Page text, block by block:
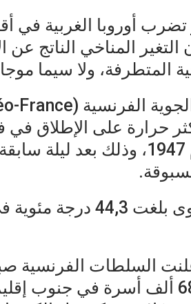
تضرب أوروبا الغربية
المناخي الناتج عن
المتطرفة، ولا سيما
حرارة على الإطلاق
درجات الحرارة عام 1947،
وسجلت حرارة قصوى
السلطات الفرنسية صباح
الكهربائي عن نحو 68 ألف أسرة في